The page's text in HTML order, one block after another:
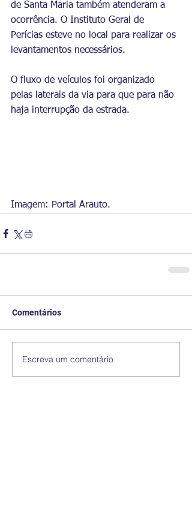
de Santa Maria também atenderam a
ocorrência. O Instituto Geral de
Perícias esteve no local para realizar os
levantamentos necessários.
O fluxo de veículos foi organizado
pelas laterais da via para que para não
haja interrupção da estrada.
Imagem: Portal Arauto.
Comentários
Escreva um comentário